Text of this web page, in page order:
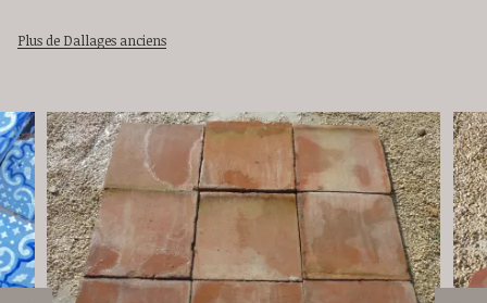
Plus de Dallages anciens